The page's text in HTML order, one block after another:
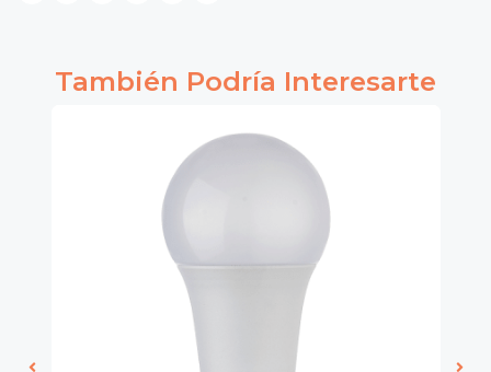
También Podría Interesarte